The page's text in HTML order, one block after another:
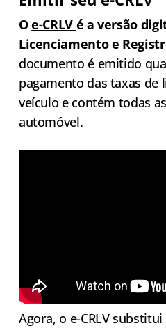
Oe-CRLV é a versão
Licenciamento e
documento é emitido
pagamento das taxas de
veículo e contém todas
automóvel.
Agora, o e-CRLV